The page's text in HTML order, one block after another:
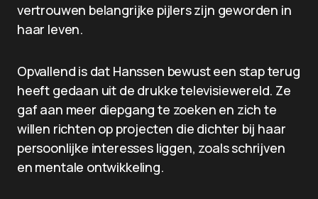
vertrouwen belangrijke pijlers zijn geworden in
haar leven.
Opvallend is dat Hanssen bewust een stap terug
heeft gedaan uit de drukke televisiewereld. Ze
gaf aan meer diepgang te zoeken en zich te
willen richten op projecten die dichter bij haar
persoonlijke interesses liggen, zoals schrijven
en mentale ontwikkeling.